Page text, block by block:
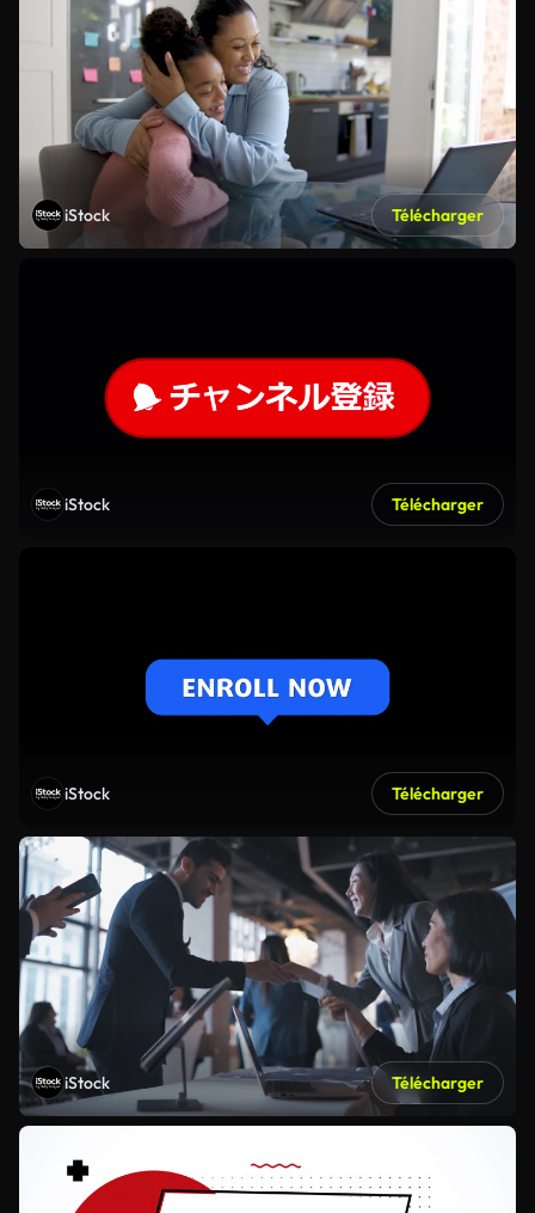
iStock Télécharger
iStock Télécharger
iStock Télécharger
iStock Télécharger